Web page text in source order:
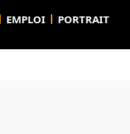
EMPLOI PORTRAIT